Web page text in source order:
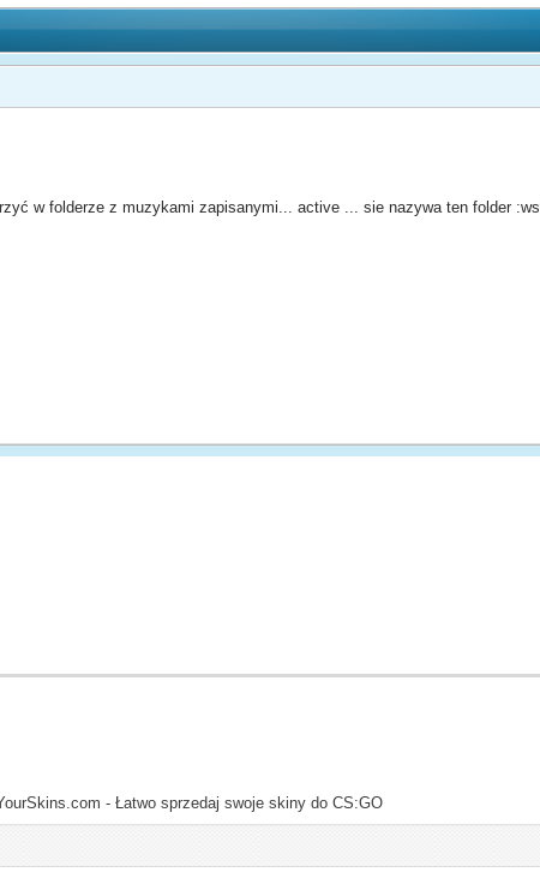
w folderze z muzykami zapisanymi... active ... sie nazywa ten folder
- Łatwo sprzedaj swoje skiny do CS:GO